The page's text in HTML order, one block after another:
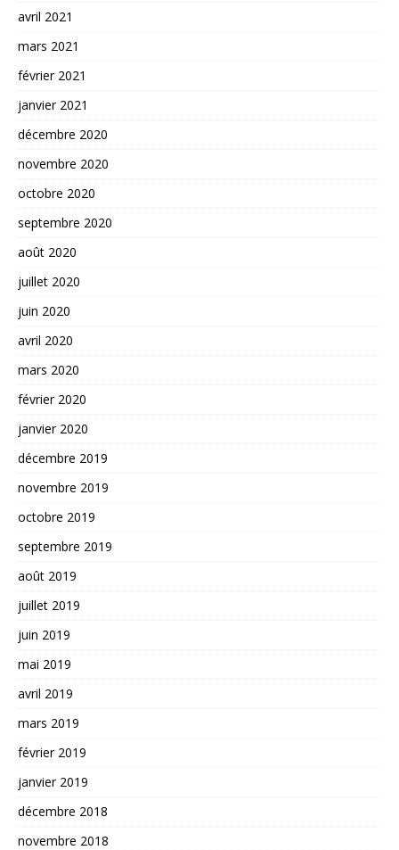
avril 2021
mars 2021
février 2021
janvier 2021
décembre 2020
novembre 2020
octobre 2020
septembre 2020
août 2020
juillet 2020
juin 2020
avril 2020
mars 2020
février 2020
janvier 2020
décembre 2019
novembre 2019
octobre 2019
septembre 2019
août 2019
juillet 2019
juin 2019
mai 2019
avril 2019
mars 2019
février 2019
janvier 2019
décembre 2018
novembre 2018